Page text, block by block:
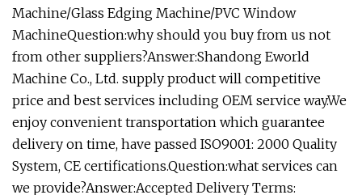
Machine/Glass Edging Machine/PVC Window
MachineQuestion:why should you buy from us not
from other suppliers?Answer:Shandong Eworld
Machine Co., Ltd. supply product will competitive
price and best services including OEM service way.We
enjoy convenient transportation which guarantee
delivery on time, have passed ISO9001: 2000 Quality
System, CE certifications.Question:what services can
we provide?Answer:Accepted Delivery Terms: